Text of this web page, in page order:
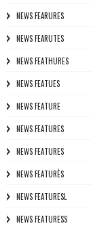
NEWS FEARURES
NEWS FEARUTES
NEWS FEATHURES
NEWS FEATUES
NEWS FEATURE
NEWS FEATURES
NEWS FEATURES
NEWS FEATURÈS
NEWS FEATURESL
NEWS FEATURESS